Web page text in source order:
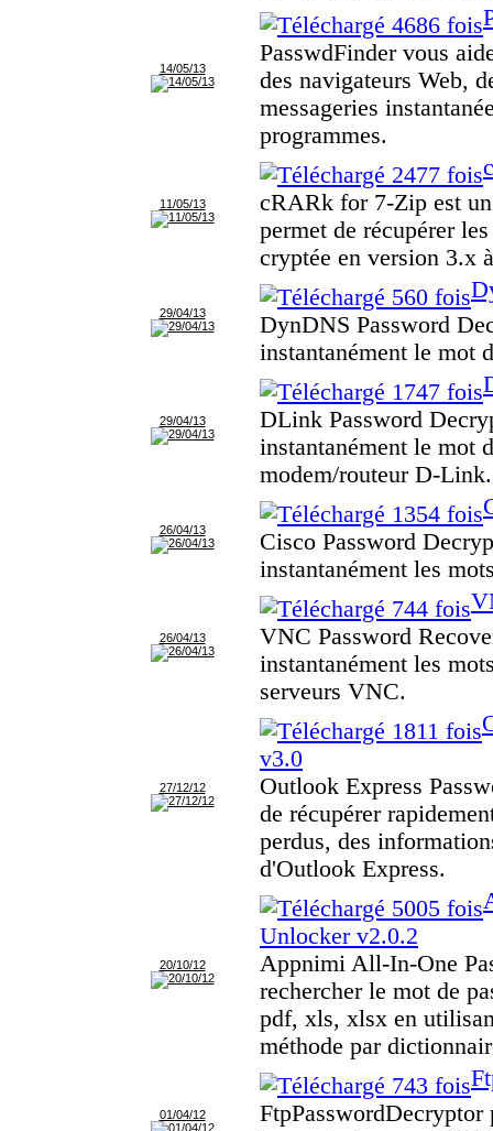
14/05/13
PasswdFinder vous
des navigateurs Web,
messageries
programmes.
11/05/13
cRARk for 7-Zip est
permet de récupérer
cryptée en version 3.x
29/04/13
DynDNS Password
instantanément le mot
29/04/13
DLink Password
instantanément le mot
modem/routeur D-Link.
26/04/13
Cisco Password
instantanément les
26/04/13
VNC Password
instantanément les
serveurs VNC.
27/12/12
v3.0
Outlook Express
de récupérer
perdus, des
d'Outlook Express.
20/10/12
Unlocker v2.0.2
Appnimi All-In-One
rechercher le mot de
pdf, xls, xlsx en
méthode par
01/04/12
FtpPasswordDecryptor